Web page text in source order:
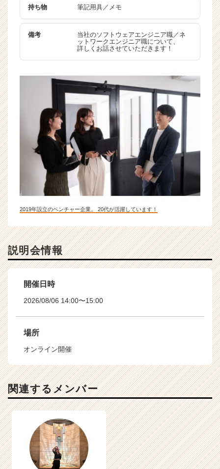
持ち物 筆記用具／メモ
備考
当社のソフトウェアエンジニア職／ネ
ットワークエンジニア職について、
詳しくお話させていただきます！
2019年設立のベンチャー企業。 20代が活躍しています！
説明会情報
開催日時
2026/08/06 14:00〜15:00
場所
オンライン開催
関連するメンバー